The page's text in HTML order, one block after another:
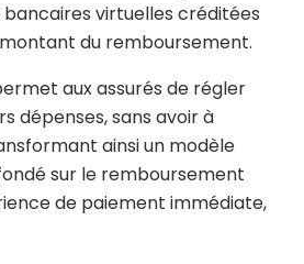
bancaires virtuelles créditées
du remboursement.
aux assurés de régler
dépenses, sans avoir à
ainsi un modèle
sur le remboursement
de paiement immédiate,